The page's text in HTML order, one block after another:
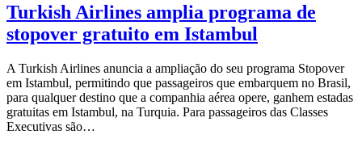
Turkish Airlines amplia programa de
stopover gratuito em Istambul
A Turkish Airlines anuncia a ampliação do seu programa Stopover
em Istambul, permitindo que passageiros que embarquem no Brasil,
para qualquer destino que a companhia aérea opere, ganhem estadas
gratuitas em Istambul, na Turquia. Para passageiros das Classes
Executivas são…